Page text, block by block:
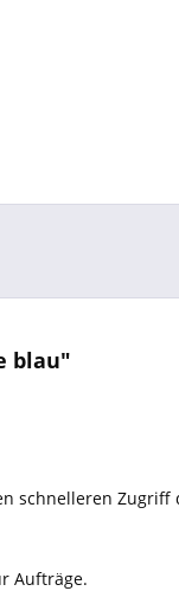
blau"
schnelleren
Aufträge.